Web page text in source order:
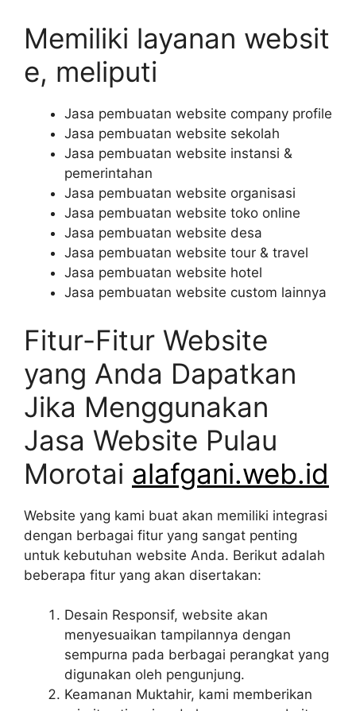
Memiliki layanan websit
e, meliputi
Jasa pembuatan website company profile
Jasa pembuatan website sekolah
Jasa pembuatan website instansi &
pemerintahan
Jasa pembuatan website organisasi
Jasa pembuatan website toko online
Jasa pembuatan website desa
Jasa pembuatan website tour & travel
Jasa pembuatan website hotel
Jasa pembuatan website custom lainnya
Fitur-Fitur Website
yang Anda Dapatkan
Jika Menggunakan
Jasa Website Pulau
Morotai alafgani.web.id
Website yang kami buat akan memiliki integrasi
dengan berbagai fitur yang sangat penting
untuk kebutuhan website Anda. Berikut adalah
beberapa fitur yang akan disertakan:
Desain Responsif, website akan
menyesuaikan tampilannya dengan
sempurna pada berbagai perangkat yang
digunakan oleh pengunjung.
Keamanan Muktahir, kami memberikan